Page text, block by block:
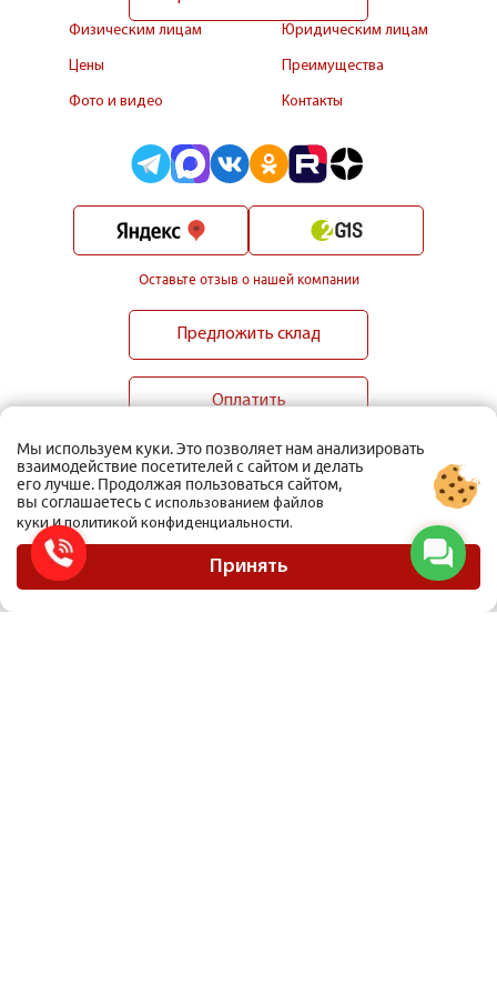
Физическим лицам Юридическим лицам
Цены Преимущества
Фото и видео Контакты
Оставьте отзыв о нашей компании
Предложить склад
Оплатить
Карта сайта
Политика конфиденциальности
Материалы, размещенные на сайте, не являются публичной офертой
Мы используем куки. Это позволяет нам анализировать
взаимодействие посетителей с сайтом и делать
его лучше. Продолжая пользоваться сайтом,
вы соглашаетесь с использованием файлов
кукииполитикой конфиденциальности.
Принять